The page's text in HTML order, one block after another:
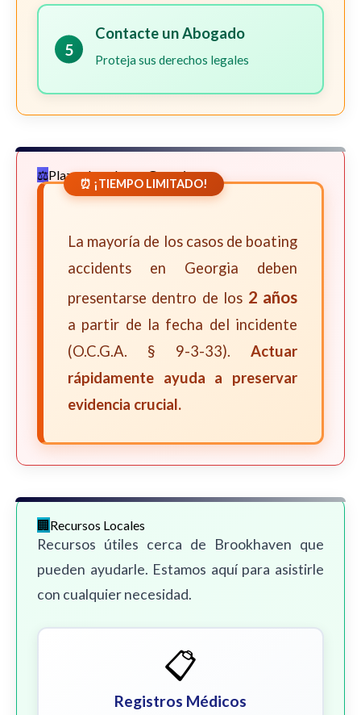
5
Contacte un Abogado
Proteja sus derechos legales
Plazos Legales en Georgia
⏰ ¡TIEMPO LIMITADO!
La mayoría de los casos de boating
accidents en Georgia deben
presentarse dentro de los 2 años
a partir de la fecha del incidente
(O.C.G.A. § 9-3-33). Actuar
rápidamente ayuda a preservar
evidencia crucial.
Recursos Locales
Recursos útiles cerca de Brookhaven que
pueden ayudarle. Estamos aquí para asistirle
con cualquier necesidad.
📋
Registros Médicos